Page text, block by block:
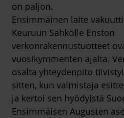
on paljon.
Ensimmäinen laite
Keuruun Sähkölle Enston
verkonrakennustuotteet
vuosikymmenten ajalta.
osalta yhteydenpito
sitten, kun valmistaja
ja kertoi sen hyödyistä
Ensimmäisen Augusten